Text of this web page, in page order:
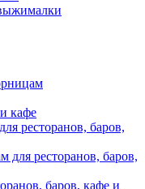
кафе
ресторанов, баров,
для ресторанов, баров,
баров, кафе и